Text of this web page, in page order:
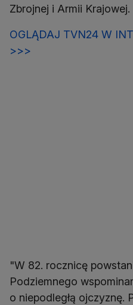
Zbrojnej i Armii Krajowej.
OGLĄDAJ TVN24 W
>>>
"W 82. rocznicę
Podziemnego
o niepodległą ojczyznę.